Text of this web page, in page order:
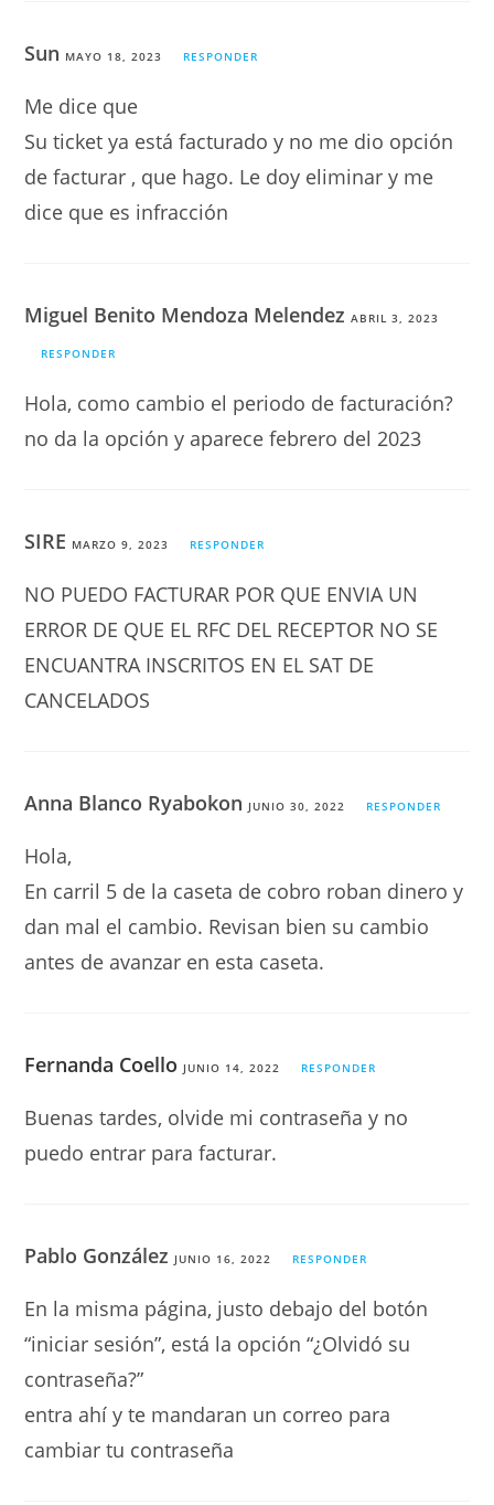
Sun MAYO 18, 2023 RESPONDER
Me dice que
Su ticket ya está facturado y no me dio opción
de facturar , que hago. Le doy eliminar y me
dice que es infracción
Miguel Benito Mendoza MelendezABRIL 3, 2023
RESPONDER
Hola, como cambio el periodo de facturación?
no da la opción y aparece febrero del 2023
SIRE MARZO 9, 2023 RESPONDER
NO PUEDO FACTURAR POR QUE ENVIA UN
ERROR DE QUE EL RFC DEL RECEPTOR NO SE
ENCUANTRA INSCRITOS EN EL SAT DE
CANCELADOS
Anna Blanco Ryabokon JUNIO 30, 2022 RESPONDER
Hola,
En carril 5 de la caseta de cobro roban dinero y
dan mal el cambio. Revisan bien su cambio
antes de avanzar en esta caseta.
Fernanda Coello JUNIO 14, 2022 RESPONDER
Buenas tardes, olvide mi contraseña y no
puedo entrar para facturar.
Pablo González JUNIO 16, 2022 RESPONDER
En la misma página, justo debajo del botón
“iniciar sesión”, está la opción “¿Olvidó su
contraseña?”
entra ahí y te mandaran un correo para
cambiar tu contraseña